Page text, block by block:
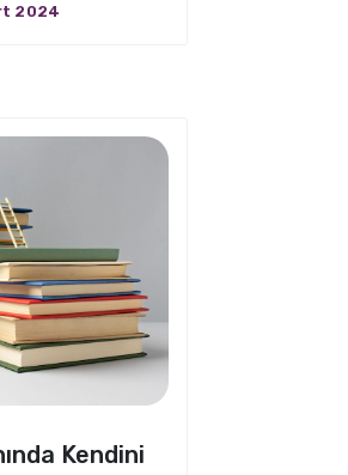
2024
Kendini